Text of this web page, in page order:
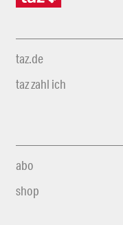
taz.de
taz zahl ich
abo
shop